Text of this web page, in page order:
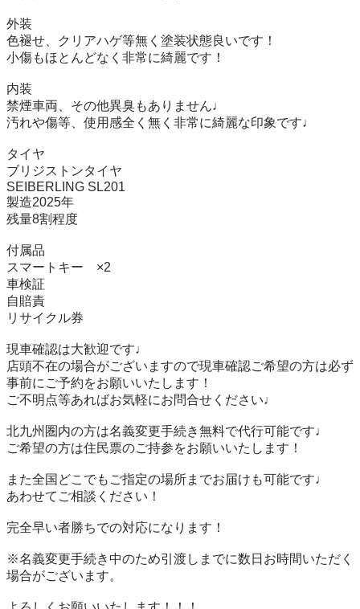
外装
色褪せ、クリアハゲ等無く塗装状態良いです！
小傷もほとんどなく非常に綺麗です！
内装
禁煙車両、その他異臭もありません♩
汚れや傷等、使用感全く無く非常に綺麗な印象です♩
タイヤ
ブリジストンタイヤ
SEIBERLING SL201
製造2025年
残量8割程度
付属品
スマートキー　×2
車検証
自賠責
リサイクル券
現車確認は大歓迎です♩
店頭不在の場合がございますので現車確認ご希望の方は必ず
事前にご予約をお願いいたします！
ご不明点等あればお気軽にお問合せください♩
北九州圏内の方は名義変更手続き無料で代行可能です♩
ご希望の方は住民票のご持参をお願いいたします！
また全国どこでもご指定の場所までお届けも可能です♩
あわせてご相談ください！
完全早い者勝ちでの対応になります！
※名義変更手続き中のため引渡しまでに数日お時間いただく
場合がございます。